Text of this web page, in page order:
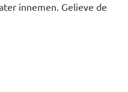
innemen. Gelieve de